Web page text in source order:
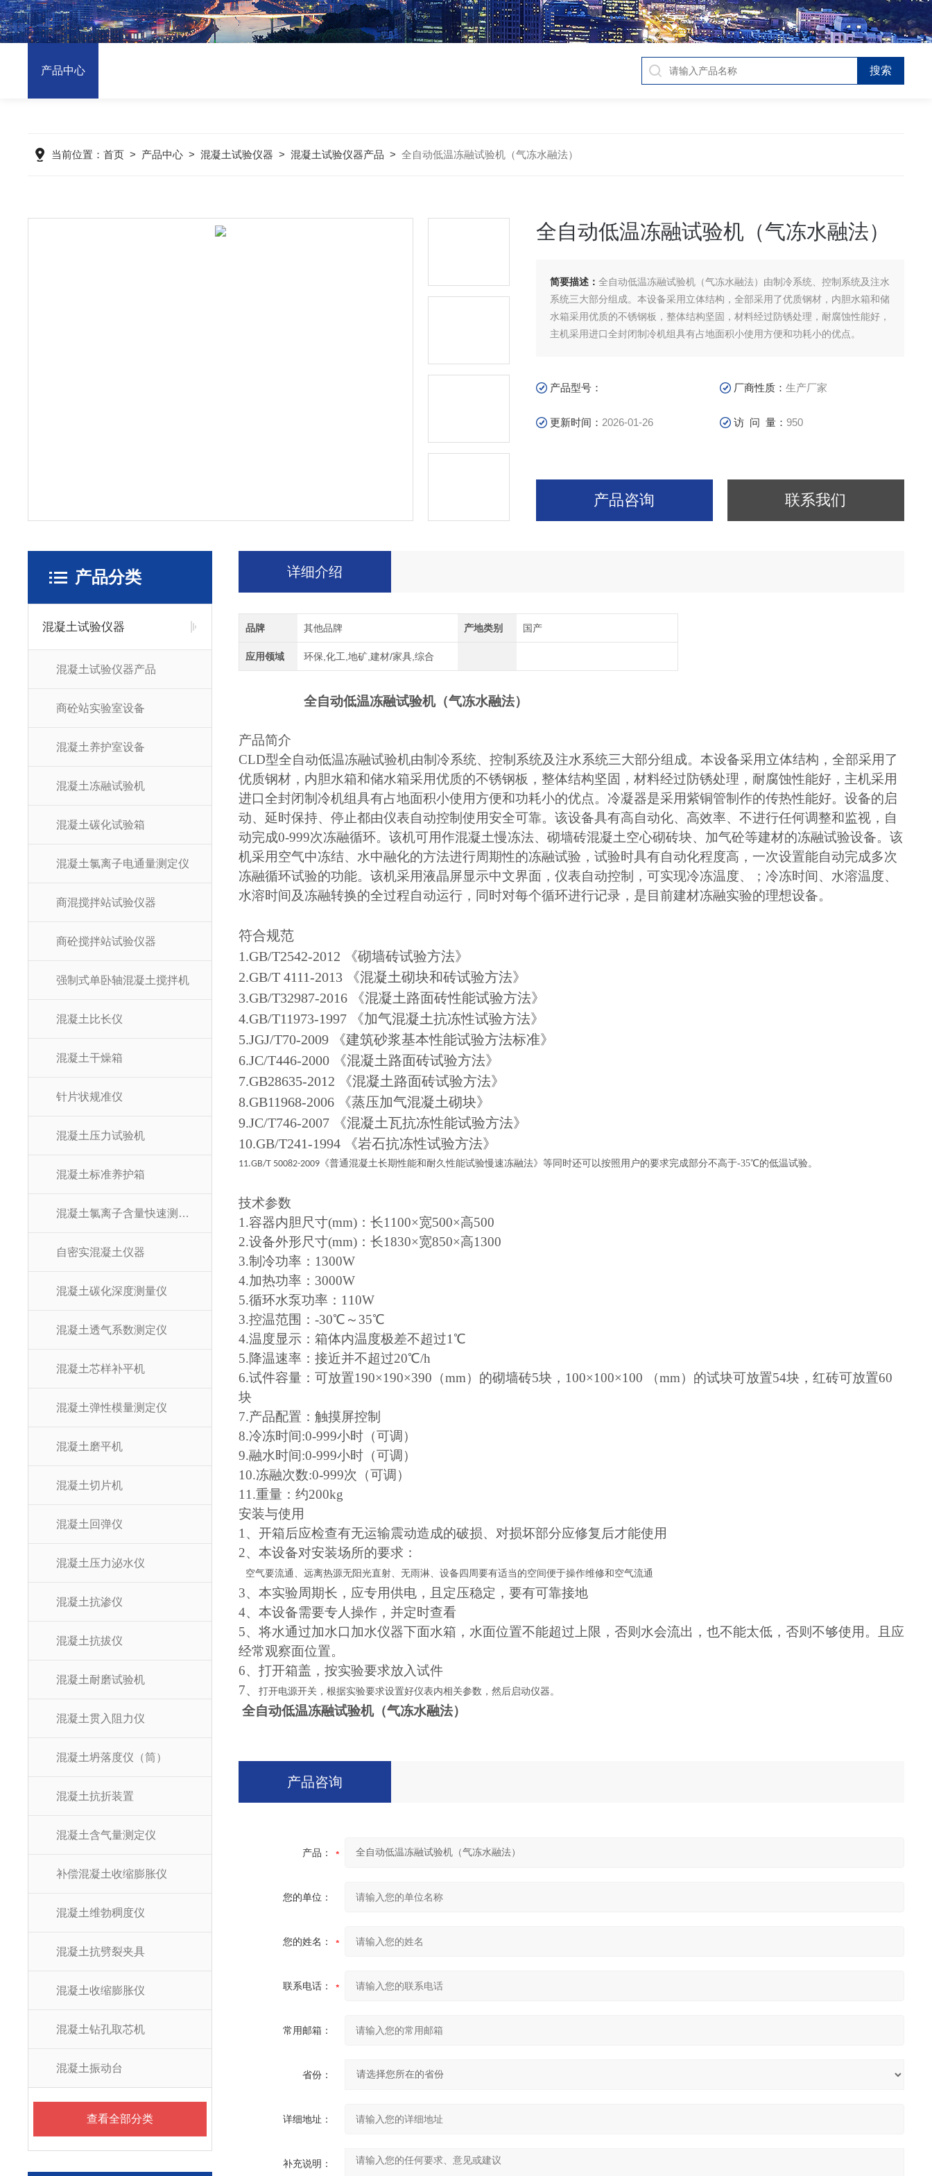
产品中心
当前位置：首页 > 产品中心 >混凝土试验仪器 >混凝土试验仪器产品 >全自动低温冻融试验机（气冻水融法）
全自动低温冻融试验机（气冻水融法）
简要描述：全自动低温冻融试验机（气冻水融法）由制冷系统、控制系统及注水
系统三大部分组成。本设备采用立体结构，全部采用了优质钢材，内胆水箱和储
水箱采用优质的不锈钢板，整体结构坚固，材料经过防锈处理，耐腐蚀性能好，
主机采用进口全封闭制冷机组具有占地面积小使用方便和功耗小的优点。
产品型号： 厂商性质：生产厂家
更新时间： 2026-01-26 访 问 量：950
产品咨询 联系我们
产品分类
混凝土试验仪器
混凝土试验仪器产品
商砼站实验室设备
混凝土养护室设备
混凝土冻融试验机
混凝土碳化试验箱
混凝土氯离子电通量测定仪
商混搅拌站试验仪器
商砼搅拌站试验仪器
强制式单卧轴混凝土搅拌机
混凝土比长仪
混凝土干燥箱
针片状规准仪
混凝土压力试验机
混凝土标准养护箱
混凝土氯离子含量快速测定仪
自密实混凝土仪器
混凝土碳化深度测量仪
混凝土透气系数测定仪
混凝土芯样补平机
混凝土弹性模量测定仪
混凝土磨平机
混凝土切片机
混凝土回弹仪
混凝土压力泌水仪
混凝土抗渗仪
混凝土抗拔仪
混凝土耐磨试验机
混凝土贯入阻力仪
混凝土坍落度仪（筒）
混凝土抗折装置
混凝土含气量测定仪
补偿混凝土收缩膨胀仪
混凝土维勃稠度仪
混凝土抗劈裂夹具
混凝土收缩膨胀仪
混凝土钻孔取芯机
混凝土振动台
查看全部分类
详细介绍
品牌 其他品牌 产地类别 国产
应用领域 环保,化工,地矿,建材/家具,综合
全自动低温冻融试验机（气冻水融法）
产品简介
CLD型全自动低温冻融试验机由制冷系统、控制系统及注水系统三大部分组成。本设备采用立体结构，全部采用了
优质钢材，内胆水箱和储水箱采用优质的不锈钢板，整体结构坚固，材料经过防锈处理，耐腐蚀性能好，主机采用
进口全封闭制冷机组具有占地面积小使用方便和功耗小的优点。冷凝器是采用紫铜管制作的传热性能好。设备的启
动、延时保持、停止都由仪表自动控制使用安全可靠。该设备具有高自动化、高效率、不进行任何调整和监视，自
动完成0-999次冻融循环。 该机可用作混凝土慢冻法、砌墙砖混凝土空心砌砖块、加气砼等建材的冻融试验设备。该
机采用空气中冻结、水中融化的方法进行周期性的冻融试验，试验时具有自动化程度高，一次设置能自动完成多次
冻融循环试验的功能。该机采用液晶屏显示中文界面，仪表自动控制，可实现冷冻温度、；冷冻时间、水溶温度、
水溶时间及冻融转换的全过程自动运行，同时对每个循环进行记录，是目前建材冻融实验的理想设备。
符合规范
1.GB/T2542-2012 《砌墙砖试验方法》
2.GB/T 4111-2013 《混凝土砌块和砖试验方法》
3.GB/T32987-2016 《混凝土路面砖性能试验方法》
4.GB/T11973-1997 《加气混凝土抗冻性试验方法》
5.JGJ/T70-2009 《建筑砂浆基本性能试验方法标准》
6.JC/T446-2000 《混凝土路面砖试验方法》
7.GB28635-2012 《混凝土路面砖试验方法》
8.GB11968-2006 《蒸压加气混凝土砌块》
9.JC/T746-2007 《混凝土瓦抗冻性能试验方法》
10.GB/T241-1994 《岩石抗冻性试验方法》
11.GB/T 50082-2009《普通混凝土长期性能和耐久性能试验慢速冻融法》 等同时还可以按照用户的要求完成部分不高于-35℃的低温试验。
技术参数
1.容器内胆尺寸(mm)：长1100×宽500×高500
2.设备外形尺寸(mm)：长1830×宽850×高1300
3.制冷功率：1300W
4.加热功率：3000W
5.循环水泵功率：110W
3.控温范围：-30℃～35℃
4.温度显示：箱体内温度极差不超过1℃
5.降温速率：接近并不超过20℃/h
6.试件容量：可放置190×190×390（mm）的砌墙砖5块，100×100×100 （mm）的试块可放置54块，红砖可放置60
块
7.产品配置：触摸屏控制
8.冷冻时间:0-999小时（可调）
9.融水时间:0-999小时（可调）
10.冻融次数:0-999次（可调）
11.重量：约200kg
安装与使用
1、 开箱后应检查有无运输震动造成的破损、对损坏部分应修复后才能使用
2、 本设备对安装场所的要求：
空气要流通、远离热源无阳光直射、无雨淋、设备四周要有适当的空间便于操作维修和空气流通
3、 本实验周期长，应专用供电，且定压稳定，要有可靠接地
4、 本设备需要专人操作，并定时查看
5、 将水通过加水口加水仪器下面水箱，水面位置不能超过上限，否则水会流出，也不能太低，否则不够使用。且应
经常观察面位置。
6、 打开箱盖，按实验要求放入试件
7、
打开电源开关，根据实验要求设置好仪表内相关参数，然后启动仪器。
全自动低温冻融试验机（气冻水融法）
产品咨询
产品：
您的单位：
您的姓名：
联系电话：
常用邮箱：
省份：
详细地址：
补充说明：